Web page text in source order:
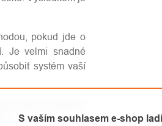
S vaším souhlasem e-shop
pokud jde o
Je velmi snadné
systém vaší
okem obsahuje